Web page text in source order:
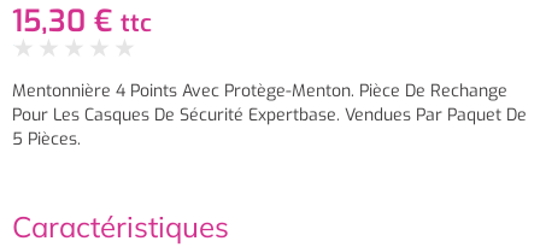
15,30 € ttc
★ ★ ★ ★ ★
Mentonnière 4 Points Avec Protège-Menton. Pièce De Rechange
Pour Les Casques De Sécurité Expertbase. Vendues Par Paquet De
5 Pièces.
Caractéristiques